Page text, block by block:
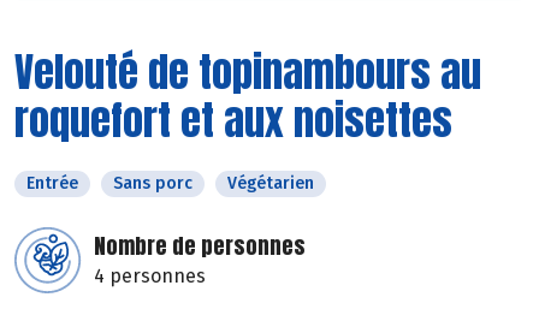
Velouté de topinambours au
roquefort et aux noisettes
Entrée Sans porc Végétarien
Nombre de personnes
4 personnes